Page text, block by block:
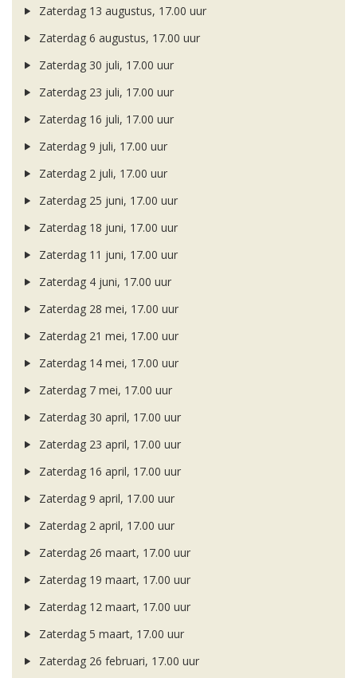
Zaterdag 13 augustus, 17.00 uur
Zaterdag 6 augustus, 17.00 uur
Zaterdag 30 juli, 17.00 uur
Zaterdag 23 juli, 17.00 uur
Zaterdag 16 juli, 17.00 uur
Zaterdag 9 juli, 17.00 uur
Zaterdag 2 juli, 17.00 uur
Zaterdag 25 juni, 17.00 uur
Zaterdag 18 juni, 17.00 uur
Zaterdag 11 juni, 17.00 uur
Zaterdag 4 juni, 17.00 uur
Zaterdag 28 mei, 17.00 uur
Zaterdag 21 mei, 17.00 uur
Zaterdag 14 mei, 17.00 uur
Zaterdag 7 mei, 17.00 uur
Zaterdag 30 april, 17.00 uur
Zaterdag 23 april, 17.00 uur
Zaterdag 16 april, 17.00 uur
Zaterdag 9 april, 17.00 uur
Zaterdag 2 april, 17.00 uur
Zaterdag 26 maart, 17.00 uur
Zaterdag 19 maart, 17.00 uur
Zaterdag 12 maart, 17.00 uur
Zaterdag 5 maart, 17.00 uur
Zaterdag 26 februari, 17.00 uur